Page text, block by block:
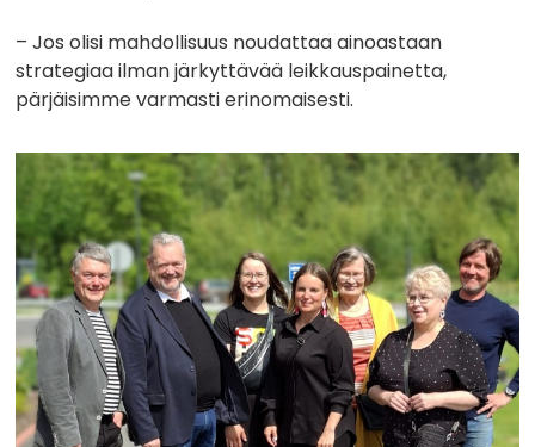
– Jos olisi mahdollisuus noudattaa ainoastaan
strategiaa ilman järkyttävää leikkauspainetta,
pärjäisimme varmasti erinomaisesti.